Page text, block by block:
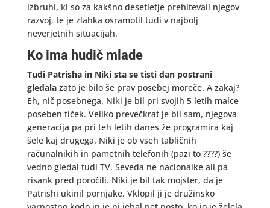
izbruhi, ki so za kakšno desetletje prehitevali njegov
razvoj, te je zlahka osramotil tudi v najbolj
neverjetnih situacijah.
Ko ima hudič mlade
Tudi Patrisha in Niki sta se tisti dan postrani
gledalazato je bilo še prav posebej moreče. A zakaj?
Eh, nič posebnega. Niki je bil pri svojih 5 letih malce
poseben tiček. Veliko prevečkrat je bil sam, njegova
generacija pa pri teh letih danes že programira kaj
šele kaj drugega. Niki je ob vseh tabličnih
računalnikih in pametnih telefonih (pazi to ????) še
vedno gledal tudi TV. Seveda ne nacionalke ali pa
risank pred poročili. Niki je bil tak mojster, da je
Patrishi ukinil pornjake. Vklopil ji je družinsko